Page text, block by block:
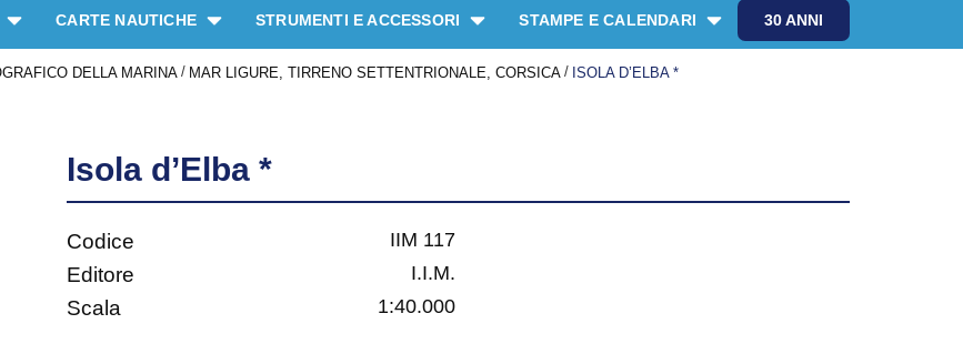
30 ANNI
CARTE NAUTICHE STRUMENTI E ACCESSORI STAMPE E CALENDARI
DELLA MARINA / MAR LIGURE, TIRRENO SETTENTRIONALE, CORSICA / ISOLA D’ELBA *
Isola d’Elba *
Codice IIM 117
Editore I.I.M.
Scala 1:40.000